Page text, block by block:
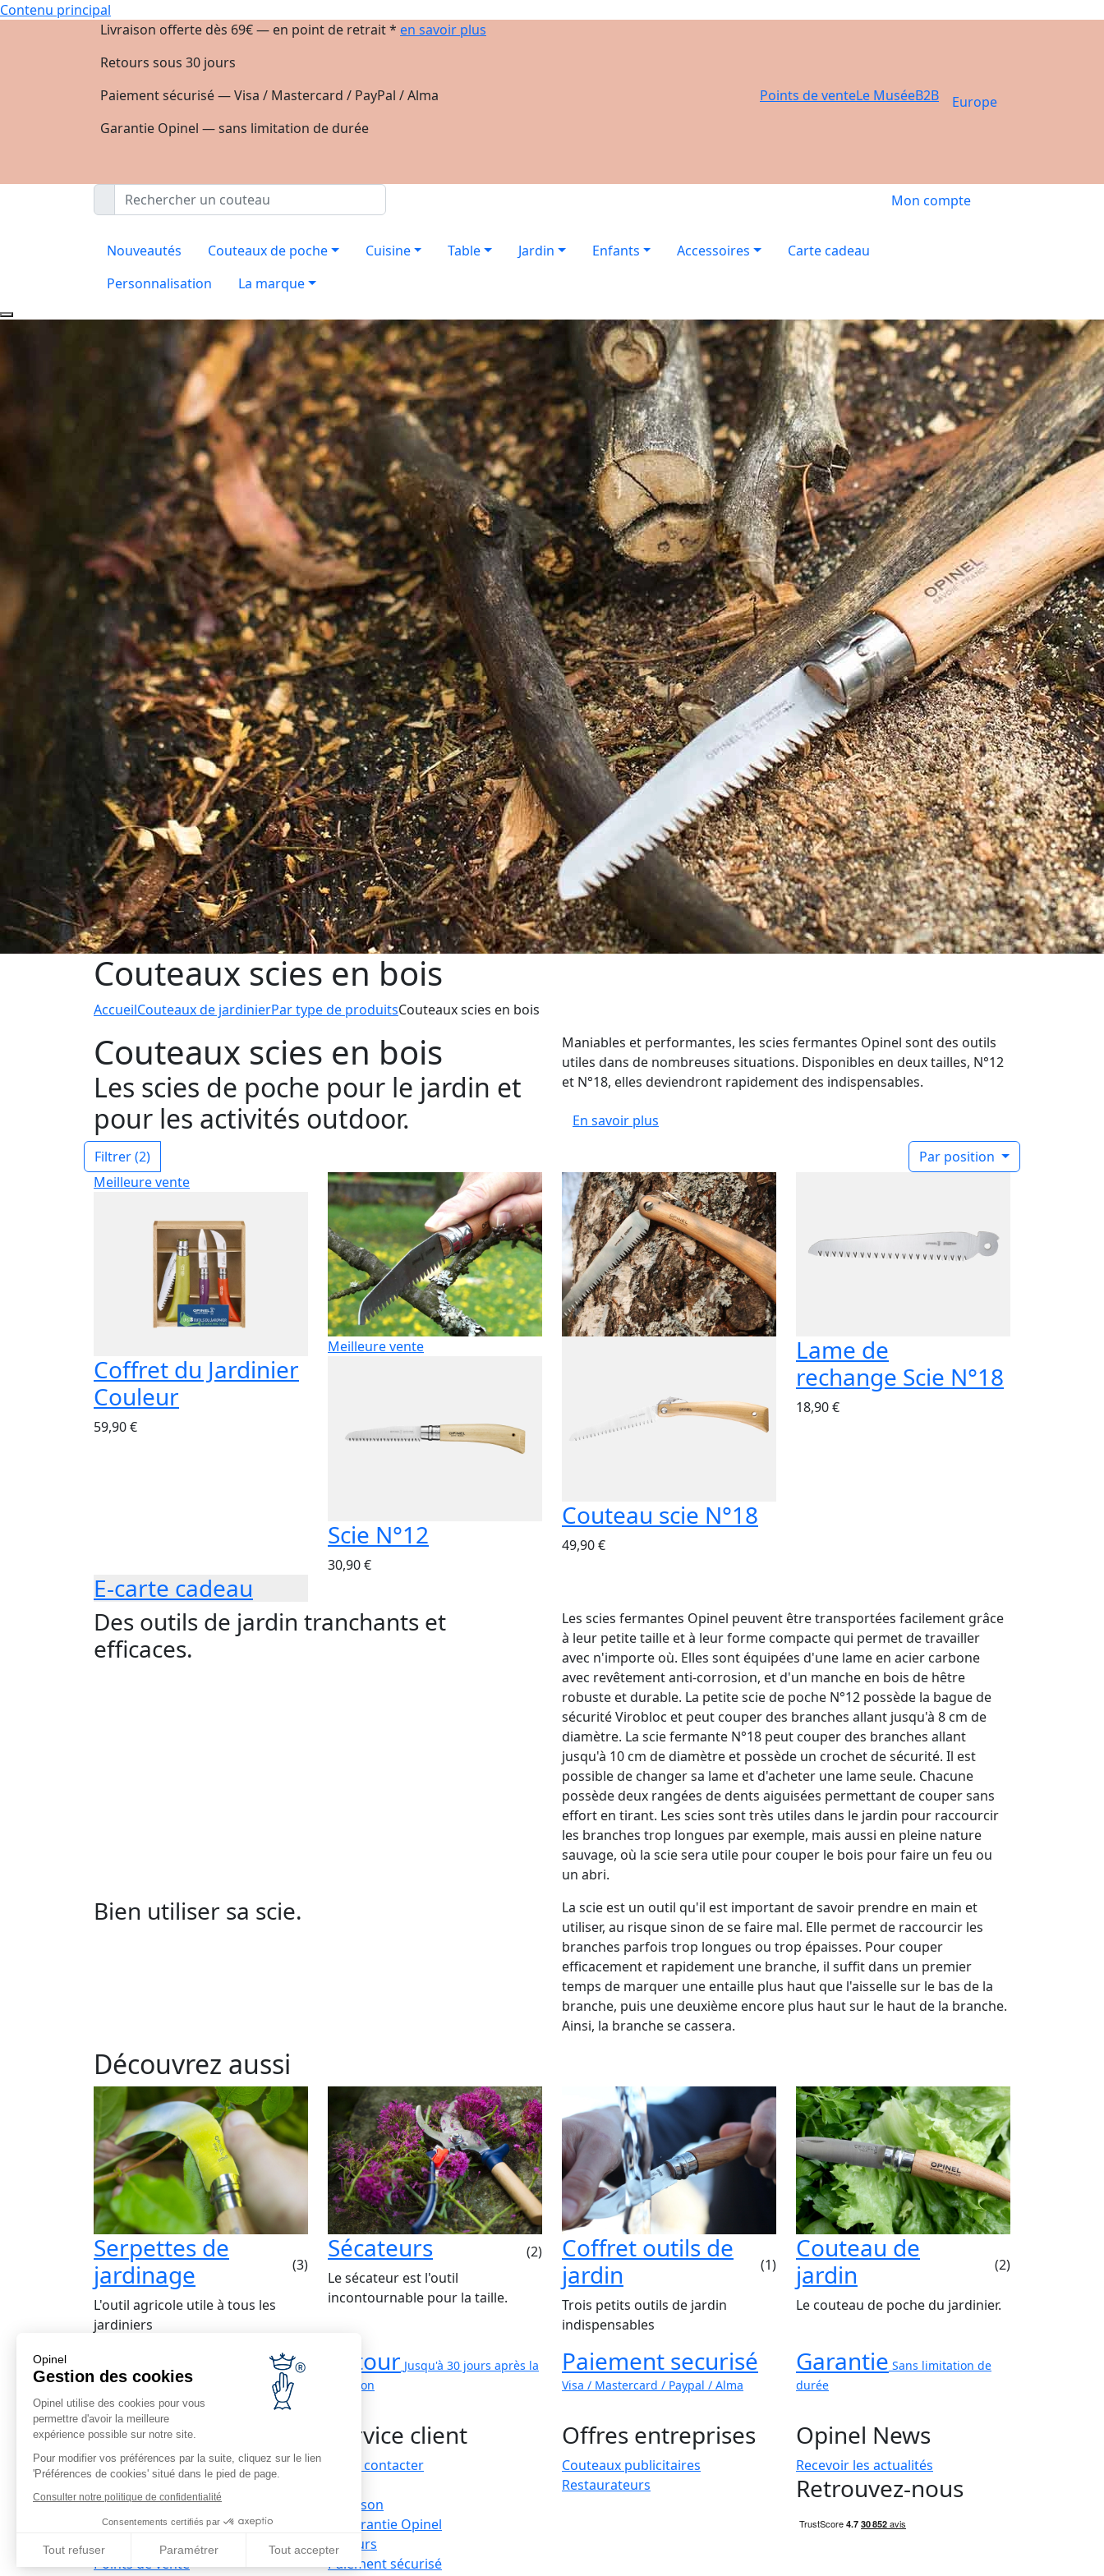
Opinel
Gestion des cookies
Opinel utilise des cookies pour vous
permettre d'avoir la meilleure
expérience possible sur notre site.
Pour modifier vos préférences par la suite, cliquez sur le lien
'Préférences de cookies' situé dans le pied de page.
Consulter notre politique de confidentialité
Consentements certifiés par
Tout refuser Paramétrer Tout accepter
Contenu principal
Livraison offerte dès 69€ — en point de retrait * en savoir plus
Retours sous 30 jours
Paiement sécurisé — Visa / Mastercard / PayPal / Alma
Garantie Opinel — sans limitation de durée
Points de venteLe MuséeB2B Europe
Mon compte
Nouveautés Couteaux de poche Cuisine Table Jardin Enfants Accessoires
Carte cadeau
Personnalisation
La marque
Couteaux scies en bois
AccueilCouteaux de jardinierPar type de produitsCouteaux scies en bois
Couteaux scies en bois
Les scies de poche pour le jardin et
pour les activités outdoor.
Maniables et performantes, les scies fermantes Opinel sont des outils
utiles dans de nombreuses situations. Disponibles en deux tailles, N°12
et N°18, elles deviendront rapidement des indispensables.
En savoir plus
Filtrer(2)
Par position
Meilleure vente
Coffret du Jardinier
Couleur
59,90 €
Meilleure vente
Scie N°12
30,90 €
Couteau scie N°18
49,90 €
Lame de
rechange Scie N°18
18,90 €
E-carte cadeau
Des outils de jardin tranchants et
efficaces.
Les scies fermantes Opinel peuvent être transportées facilement grâce
à leur petite taille et à leur forme compacte qui permet de travailler
avec n'importe où. Elles sont équipées d'une lame en acier carbone
avec revêtement anti-corrosion, et d'un manche en bois de hêtre
robuste et durable. La petite scie de poche N°12 possède la bague de
sécurité Virobloc et peut couper des branches allant jusqu'à 8 cm de
diamètre. La scie fermante N°18 peut couper des branches allant
jusqu'à 10 cm de diamètre et possède un crochet de sécurité. Il est
possible de changer sa lame et d'acheter une lame seule. Chacune
possède deux rangées de dents aiguisées permettant de couper sans
effort en tirant. Les scies sont très utiles dans le jardin pour raccourcir
les branches trop longues par exemple, mais aussi en pleine nature
sauvage, où la scie sera utile pour couper le bois pour faire un feu ou
un abri.
Bien utiliser sa scie.
La scie est un outil qu'il est important de savoir prendre en main et
utiliser, au risque sinon de se faire mal. Elle permet de raccourcir les
branches parfois trop longues ou trop épaisses. Pour couper
efficacement et rapidement une branche, il suffit dans un premier
temps de marquer une entaille plus haut que l'aisselle sur le bas de la
branche, puis une deuxième encore plus haut sur le haut de la branche.
Ainsi, la branche se cassera.
Découvrez aussi
Serpettes de
jardinage
(3)
L'outil agricole utile à tous les
jardiniers
Sécateurs
(2)
Le sécateur est l'outil
incontournable pour la taille.
Coffret outils de
jardin
(1)
Trois petits outils de jardin
indispensables
Couteau de
jardin
(2)
Le couteau de poche du jardinier.
économique
Offerte à
partir de 69€ d'achat
Retour Jusqu'à 30 jours après la
livraison
Paiement securisé
Visa / Mastercard / Paypal / Alma
Garantie Sans limitation de
durée
Recrutement
Nos distributeurs à l’étranger
Presse
Points de vente
Service client
Nous contacter
Livraison
La garantie Opinel
Retours
Paiement sécurisé
Offres entreprises
Couteaux publicitaires
Restaurateurs
Opinel News
Recevoir les actualités
Retrouvez-nous